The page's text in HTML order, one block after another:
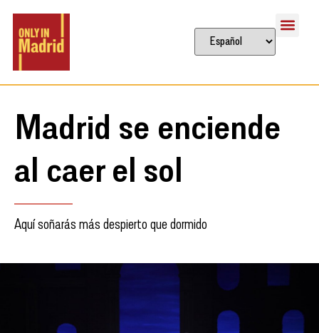
Madrid se enciende
al caer el sol
Aquí soñarás más despierto que dormido